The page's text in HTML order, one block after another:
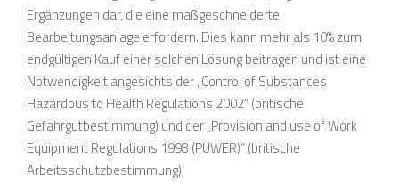
Ergänzungen dar, die eine maßgeschneiderte
Bearbeitungsanlage erfordern. Dies kann mehr als 10% zum
endgültigen Kauf einer solchen Lösung beitragen und ist eine
Notwendigkeit angesichts der „Control of Substances
Hazardous to Health Regulations 2002“ (britische
Gefahrgutbestimmung) und der „Provision and use of Work
Equipment Regulations 1998 (PUWER)“ (britische
Arbeitsschutzbestimmung).